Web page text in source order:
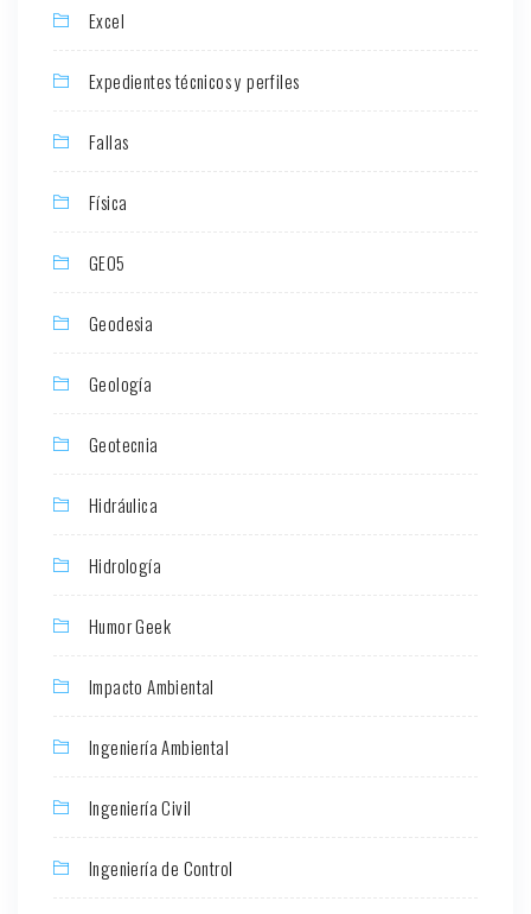
Excel
Expedientes técnicos y perfiles
Fallas
Física
GEO5
Geodesia
Geología
Geotecnia
Hidráulica
Hidrología
Humor Geek
Impacto Ambiental
Ingeniería Ambiental
Ingeniería Civil
Ingeniería de Control